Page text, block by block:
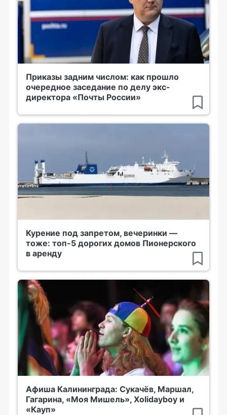
Приказы задним числом: как прошло
очередное заседание по делу экс-
директора «Почты России»
Курение под запретом, вечеринки —
тоже: топ-5 дорогих домов Пионерского
в аренду
Афиша Калининграда: Сукачёв, Маршал,
Гагарина, «Моя Мишель», Xolidayboy и
«Кауп»